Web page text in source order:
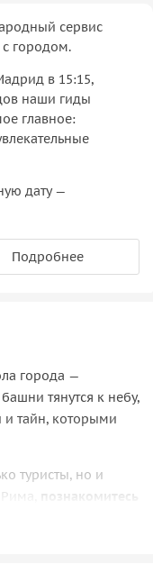
сервис
с городом.
в 15:15,
наши гиды
главное:
дату —
Подробнее
города —
башни тянутся к небу,
и тайн, которыми
туристы, но и
познакомитесь
памятниками